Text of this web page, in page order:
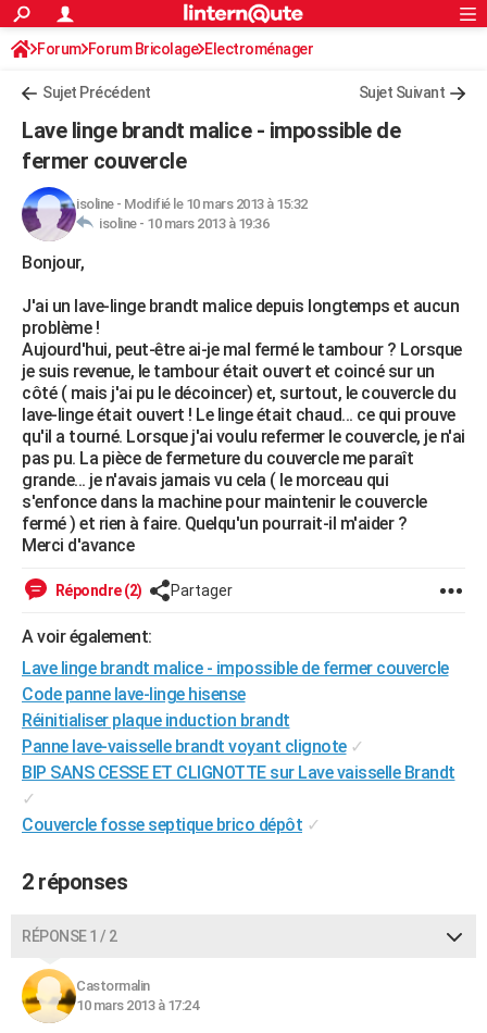
ACTUALITÉS
Politique
Société
Faits Divers
Education
Monde
Villes
+
Programme TV
TNTStreaming
Cinéma
Sorties cinéma
Musique
+FINANCE
Retraite
Impôts
Epargne
Immobilier
Risques naturels par ville
Banque
Assurance
Crédit
AUTO
Essais
Réserver un essai
Citadines
Berlines
SUV
Forum auto
HIGH-TECH
Forum
Aménagement intérieur
Extérieur
Cuisine
Salle de bains
Jardinage
Rangement
WEEK-END
Guides de France
Escapades
Patrimoine
Expositions
Musées
Week-end nature
+LIFESTYLE
Art de vivre
Bien-être
Loisirs
Mode
Modes de vie
SANTE
Alimentation
Guide de la santé
Maladies
Médicaments
Sommeil
VOYAGE
Destinations
City break
Voyage nature
Voyage de noces
Forum
Climat
+PHOTO
BONS PLANS
CARTE DE VOEUX
Carte de Noël
Carte Bonne année
Carte Saint-Valentin
Carte Pâques
Carte d'anniversaire
DICTIONNAIRE
Dictionnaire
Biographies
Citations
Expressions
Proverbes
PROGRAMME TV
COPAINS D'AVANT
S'inscrire
Se connecter
Lycées
Collèges
Primaires
Universités
Entreprises
Service militaire
Avis de recherche
AVIS DE DÉCÈS
S'inscrire
Connexion
Forum Forum Bricolage Electroménager
Sujet Précédent Sujet Suivant
Lave linge brandt malice - impossible de
fermer couvercle
isoline- Modifié le 10 mars 2013 à 15:32
isoline - 10 mars 2013 à 19:36
Bonjour,
J'ai un lave-linge brandt malice depuis longtemps et aucun
problème !
Aujourd'hui, peut-être ai-je mal fermé le tambour ? Lorsque
je suis revenue, le tambour était ouvert et coincé sur un
côté ( mais j'ai pu le décoincer) et, surtout, le couvercle du
lave-linge était ouvert ! Le linge était chaud... ce qui prouve
qu'il a tourné. Lorsque j'ai voulu refermer le couvercle, je n'ai
pas pu. La pièce de fermeture du couvercle me paraît
grande... je n'avais jamais vu cela ( le morceau qui
s'enfonce dans la machine pour maintenir le couvercle
fermé ) et rien à faire. Quelqu'un pourrait-il m'aider ?
Merci d'avance
Répondre (2) Partager
A voir également:
Lave linge brandt malice - impossible de fermer couvercle
Code panne lave-linge hisense
Réinitialiser plaque induction brandt
Panne lave-vaisselle brandt voyant clignote ✓
BIP SANS CESSE ET CLIGNOTTE sur Lave vaisselle Brandt
✓
Couvercle fosse septique brico dépôt ✓
2 réponses
RÉPONSE 1 / 2
Castormalin
10 mars 2013 à 17:24